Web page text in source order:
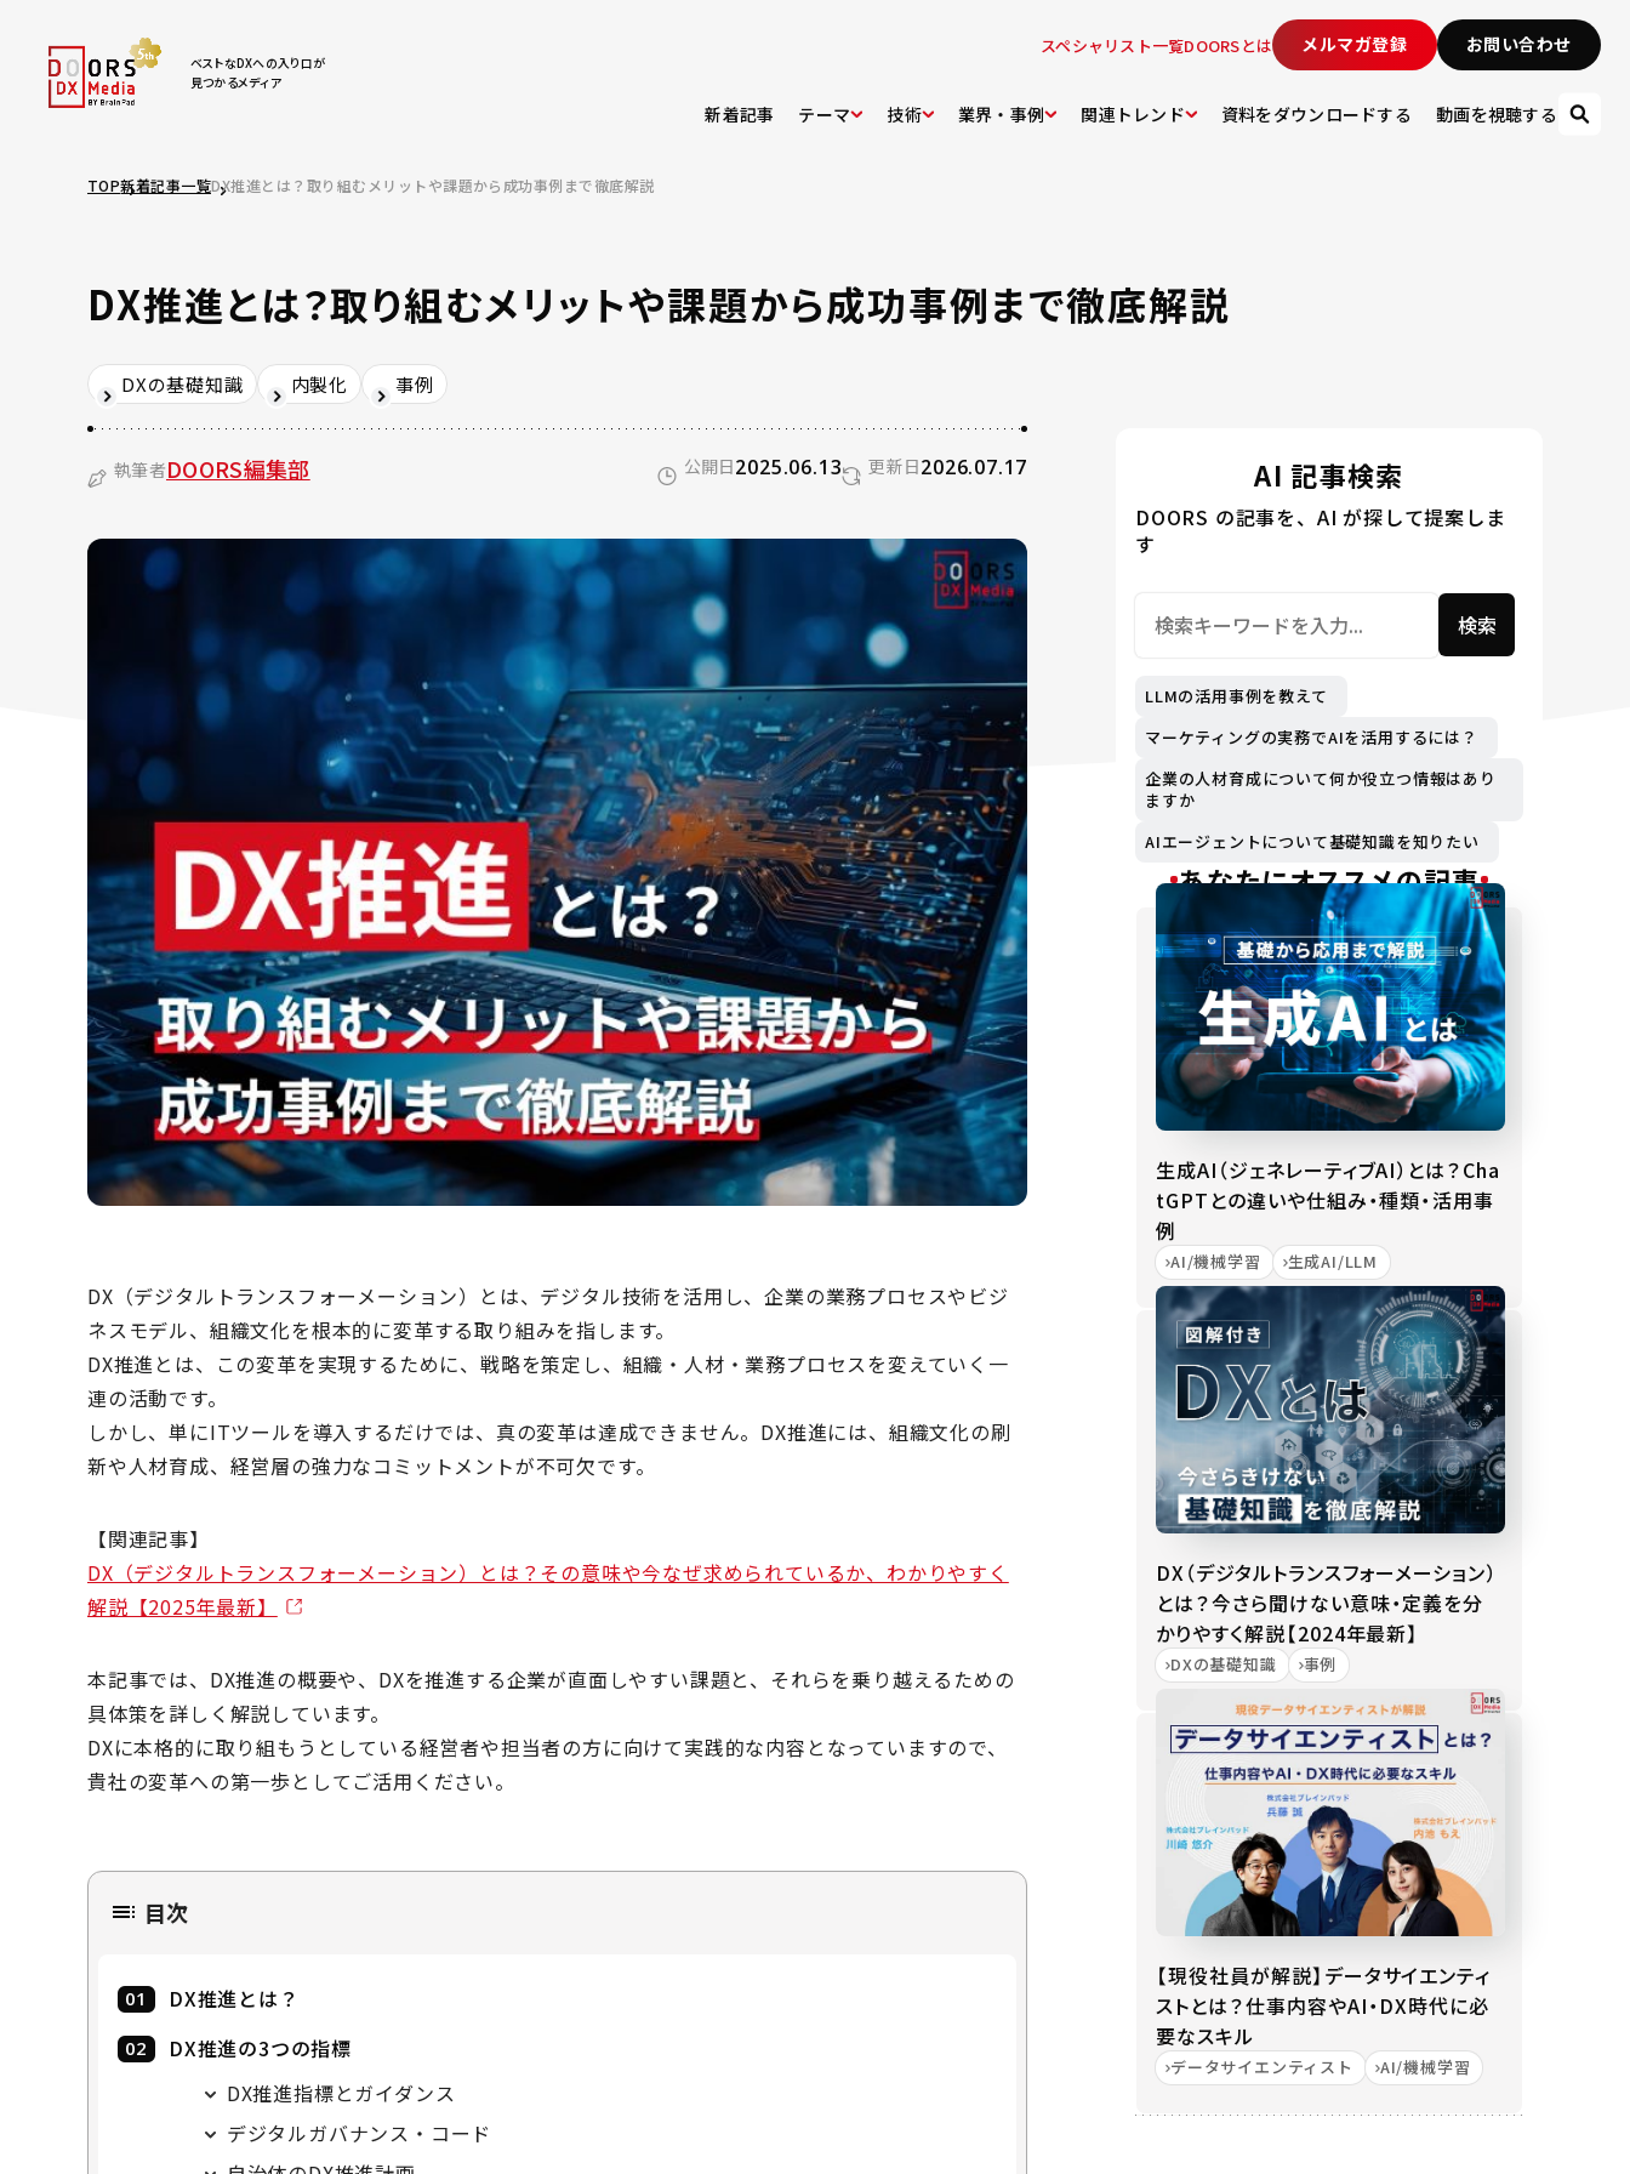
ベストなDXへの入り口が
見つかるメディア
スペシャリスト一覧DOORSとは メルマガ登録 お問い合わせ
新着記事 テーマ 技術 業界・事例 関連トレンド 資料をダウンロードする 動画を視聴する
TOP新着記事一覧DX推進とは？取り組むメリットや課題から成功事例まで徹底解説
DX推進とは？取り組むメリットや課題から成功事例まで徹底解説
DXの基礎知識 内製化 事例
執筆者DOORS編集部 公開日2025.06.13 更新日2026.07.17
DX（デジタルトランスフォーメーション）とは、デジタル技術を活用し、企業の業務プロセスやビジ
ネスモデル、組織文化を根本的に変革する取り組みを指します。
DX推進とは、この変革を実現するために、戦略を策定し、組織・人材・業務プロセスを変えていく一
連の活動です。
しかし、単にITツールを導入するだけでは、真の変革は達成できません。DX推進には、組織文化の刷
新や人材育成、経営層の強力なコミットメントが不可欠です。
【関連記事】
DX（デジタルトランスフォーメーション）とは？その意味や今なぜ求められているか、わかりやすく
解説【2025年最新】
本記事では、DX推進の概要や、DXを推進する企業が直面しやすい課題と、それらを乗り越えるための
具体策を詳しく解説しています。
DXに本格的に取り組もうとしている経営者や担当者の方に向けて実践的な内容となっていますので、
貴社の変革への第一歩としてご活用ください。
目次
DX推進とは？
DX推進の3つの指標
DX推進指標とガイダンス
デジタルガバナンス・コード
AI 記事検索
DOORS の記事を、AI が探して提案しま
す
検索
LLMの活用事例を教えて
マーケティングの実務でAIを活用するには？
企業の人材育成について何か役立つ情報はあり
ますか
AIエージェントについて基礎知識を知りたい
あなたにオススメの記事
生成AI（ジェネレーティブAI）とは？Cha
tGPTとの違いや仕組み・種類・活用事
例
AI/機械学習 生成AI/LLM
DX（デジタルトランスフォーメーション）
とは？今さら聞けない意味・定義を分
かりやすく解説【2024年最新】
DXの基礎知識 事例
【現役社員が解説】データサイエンティ
ストとは？仕事内容やAI・DX時代に必
要なスキル
データサイエンティスト AI/機械学習